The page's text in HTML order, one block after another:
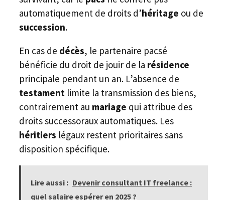
automatiquement de droits d’héritage ou de
succession.
En cas de décès, le partenaire pacsé
bénéficie du droit de jouir de la résidence
principale pendant un an. L’absence de
testament limite la transmission des biens,
contrairement au mariage qui attribue des
droits successoraux automatiques. Les
héritiers légaux restent prioritaires sans
disposition spécifique.
Lire aussi : Devenir consultant IT freelance :
quel salaire espérer en 2025 ?